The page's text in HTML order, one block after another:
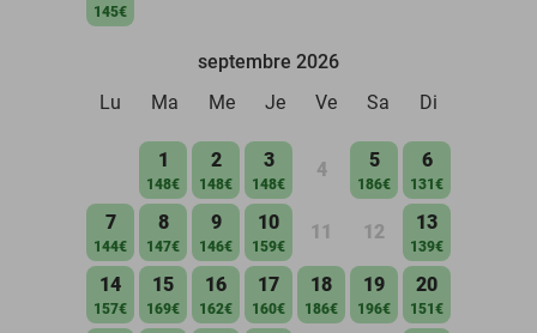
145€
septembre 2026
Lu
Ma Me Je Ve Sa Di
1
148€
2
148€
3
148€
4 5
186€
6
131€
7
144€
8
147€
9
146€
10
159€
11 12 13
139€
14
157€
15
169€
16
162€
17
160€
18
186€
19
196€
20
151€